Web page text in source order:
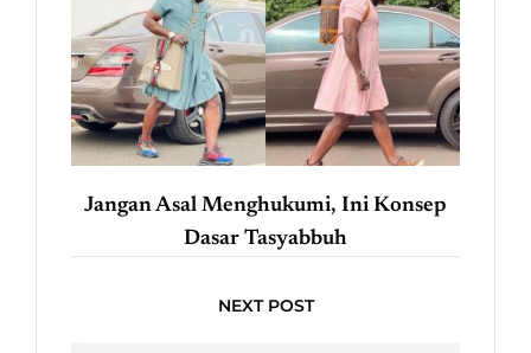
Jangan Asal Menghukumi, Ini Konsep
Dasar Tasyabbuh
NEXT POST